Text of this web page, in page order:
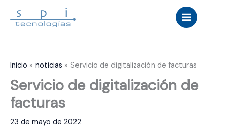
contenido
Inicio noticias Servicio de digitalización de facturas
Servicio de digitalización de
facturas
23 de mayo de 2022